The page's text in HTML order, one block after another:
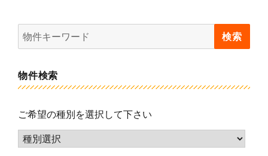
物件検索
ご希望の種別を選択して下さい